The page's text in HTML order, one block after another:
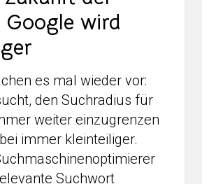
Google wird
es mal wieder vor:
den Suchradius für
weiter einzugrenzen
immer kleinteiliger.
Suchwort